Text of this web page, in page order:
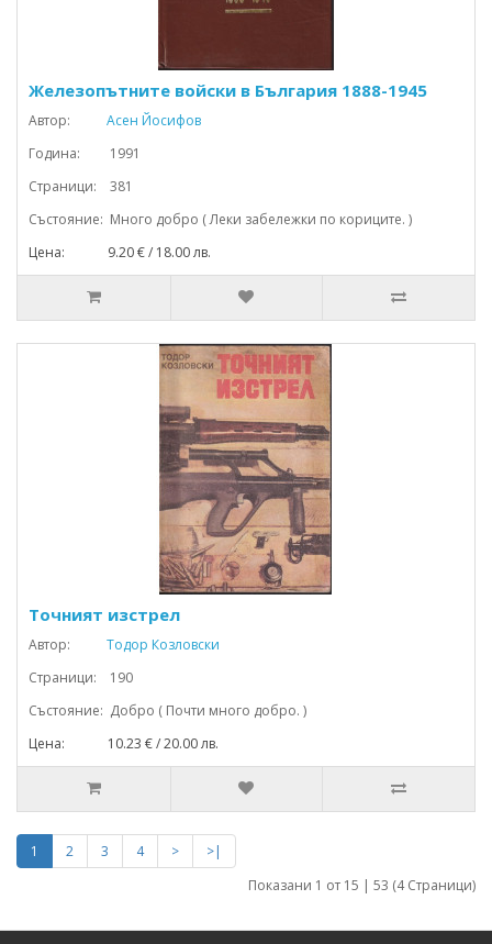
Железопътните войски в България 1888-1945
Автор:
Асен Йосифов
Година: 1991
Страници: 381
Състояние: Много добро ( Леки забележки по кориците. )
Цена: 9.20 € / 18.00 лв.
Точният изстрел
Автор:
Тодор Козловски
Страници: 190
Състояние: Добро ( Почти много добро. )
Цена: 10.23 € / 20.00 лв.
1 2 3 4 >
>|
Показани 1 от 15 | 53 (4 Страници)